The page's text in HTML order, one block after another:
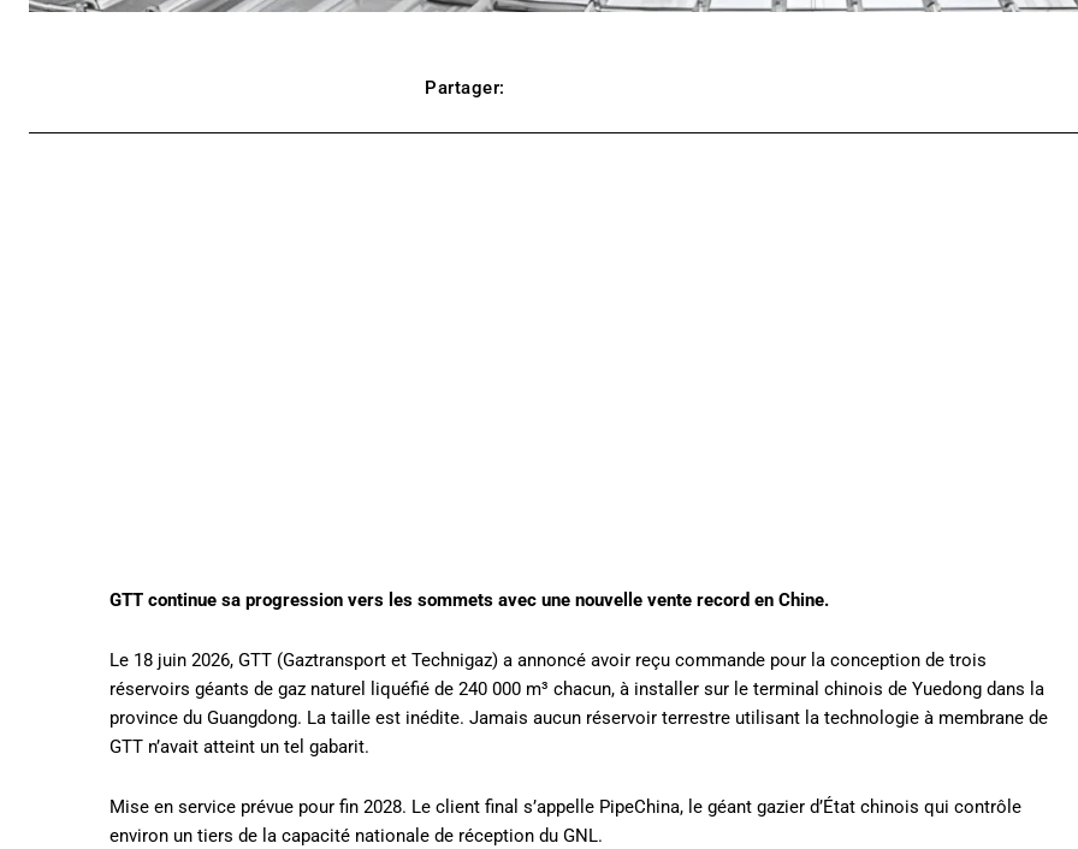
Partager:
GTT continue sa progression vers les sommets avec une nouvelle vente record en Chine.
Le 18 juin 2026, GTT (Gaztransport et Technigaz) a annoncé avoir reçu commande pour la conception de trois
réservoirs géants de gaz naturel liquéfié de 240 000 m³ chacun, à installer sur le terminal chinois de Yuedong dans la
province du Guangdong. La taille est inédite. Jamais aucun réservoir terrestre utilisant la technologie à membrane de
GTT n’avait atteint un tel gabarit.
Mise en service prévue pour fin 2028. Le client final s’appelle PipeChina, le géant gazier d’État chinois qui contrôle
environ un tiers de la capacité nationale de réception du GNL.